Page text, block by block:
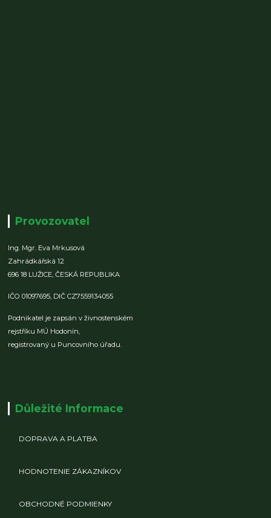
Provozovatel
Ing. Mgr. Eva Mrkusová
Zahrádkářská 12
696 18 LUŽICE,ČESKÁ REPUBLIKA
IČO 01097695, DIČ CZ7559134055
Podnikatel je zapsán v živnostenském
rejstříku MÚ Hodonín,
registrovaný u Puncovního úřadu.
Důležité Informace
DOPRAVA A PLATBA
HODNOTENIE ZÁKAZNÍKOV
OBCHODNÉ PODMIENKY